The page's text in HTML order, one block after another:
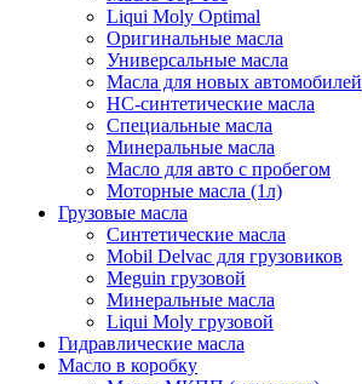
Liqui Moly Optimal
Оригинальные масла
Универсальные масла
Масла для новых автомобилей
HC-синтетические масла
Специальные масла
Минеральные масла
Масло для авто с пробегом
Моторные масла (1л)
Грузовые масла
Синтетические масла
Mobil Delvac для грузовиков
Meguin грузовой
Минеральные масла
Liqui Moly грузовой
Гидравлические масла
Масло в коробку